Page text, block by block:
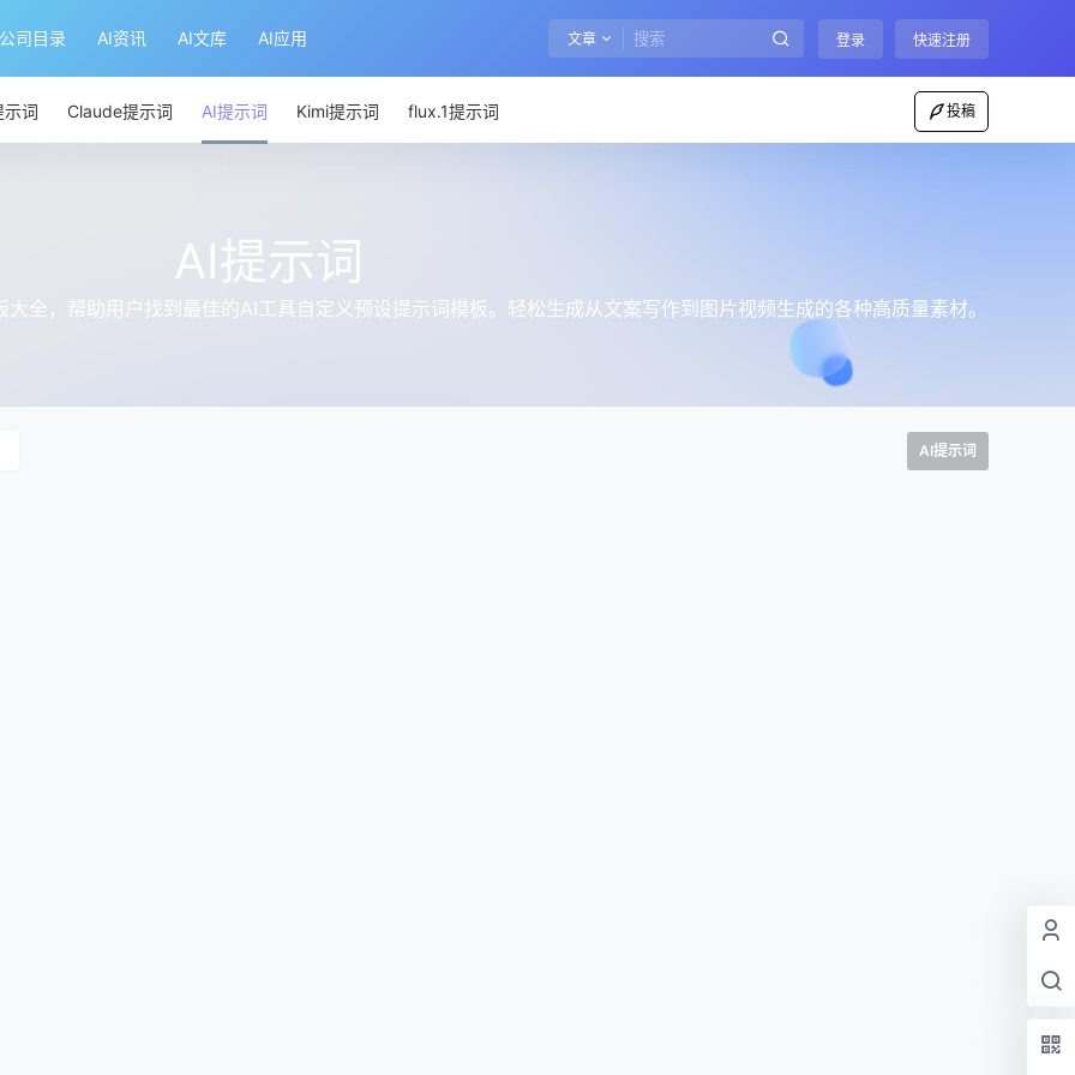
司目录 AI资讯 AI文库 AI应用 文章 登录 快速注册
示词 Claude提示词 AI提示词 Kimi提示词 flux.1提示词 投稿
AI提示词
全，帮助用户找到最佳的AI工具自定义预设提示词模板。轻松生成从文案写作到图片视频生成的各种高质量素材。
AI提示词